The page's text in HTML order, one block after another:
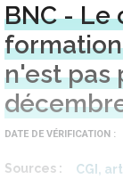
BNC -
n'est pas
DATE DE VÉRIFICATION
Sources CGI,